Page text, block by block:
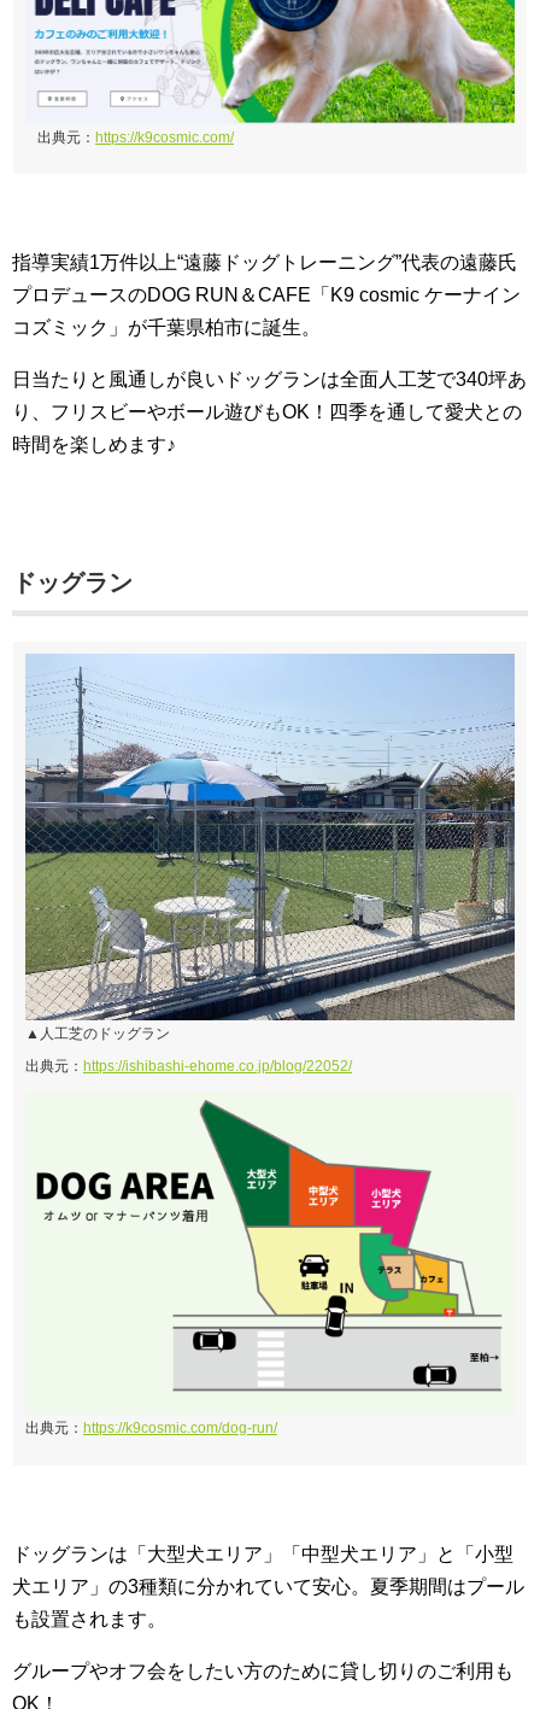
出典元： https://k9cosmic.com/
指導実績1万件以上“遠藤ドッグトレーニング”代表の遠藤氏
プロデュースのDOG RUN＆CAFE「K9 cosmic ケーナイン
コズミック」が千葉県柏市に誕生。
日当たりと風通しが良いドッグランは全面人工芝で340坪あ
り、フリスビーやボール遊びもOK！四季を通して愛犬との
時間を楽しめます♪
ドッグラン
▲人工芝のドッグラン
出典元： https://ishibashi-ehome.co.jp/blog/22052/
出典元： https://k9cosmic.com/dog-run/
ドッグランは「大型犬エリア」「中型犬エリア」と「小型
犬エリア」の3種類に分かれていて安心。夏季期間はプール
も設置されます。
グループやオフ会をしたい方のために貸し切りのご利用も
OK！